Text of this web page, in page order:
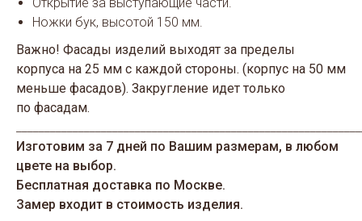
Ножки бук, высотой 150 мм.
Важно! Фасады изделий выходят за пределы
корпуса на 25 мм с каждой стороны. (корпус на 50 мм
меньше фасадов). Закругление идет только
по фасадам.
Изготовим за 7 дней по Вашим размерам, в любом
цвете на выбор.
Бесплатная доставка по Москве.
Замер входит в стоимость изделия.